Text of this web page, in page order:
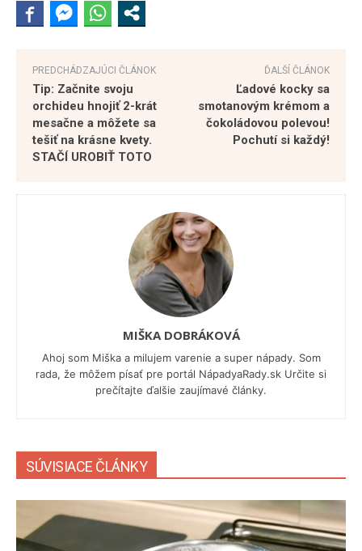
PREDCHÁDZAJÚCI ČLÁNOK
Tip: Začnite svoju
orchideu hnojiť 2-krát
mesačne a môžete sa
tešiť na krásne kvety.
STAČÍ UROBIŤ TOTO
ĎALŠÍ ČLÁNOK
Ľadové kocky sa
smotanovým krémom a
čokoládovou polevou!
Pochutí si každý!
MIŠKA DOBRÁKOVÁ
Ahoj som Miška a milujem varenie a super nápady. Som
rada, že môžem písať pre portál NápadyaRady.sk Určite si
prečítajte ďalšie zaujímavé články.
SÚVISIACE ČLÁNKY